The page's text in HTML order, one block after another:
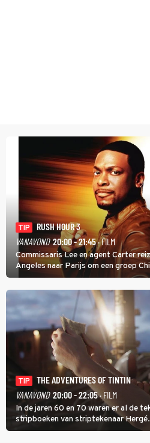
TIP
RUSH HOUR 3
VANAVOND 20:00 - 21:45· FILM
Commissaris Lee en agent Carter
Angeles naar Parijs om een groep
hand aan te pakken.
TIP
THE ADVENTURES OF TINTIN
VANAVOND 20:00 - 22:05· FILM
In de jaren 60 en 70 waren er al de
stripboeken van striptekenaar
meer tot leven in The Adventures of